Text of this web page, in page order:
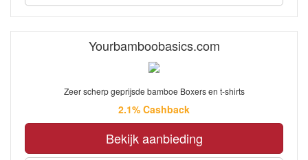
Yourbamboobasics.com
Zeer scherp geprijsde bamboe Boxers en t-shirts
2.1% Cashback
Bekijk aanbieding